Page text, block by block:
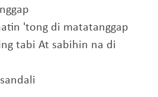
'tong di matatanggap
tabi At sabihin na di